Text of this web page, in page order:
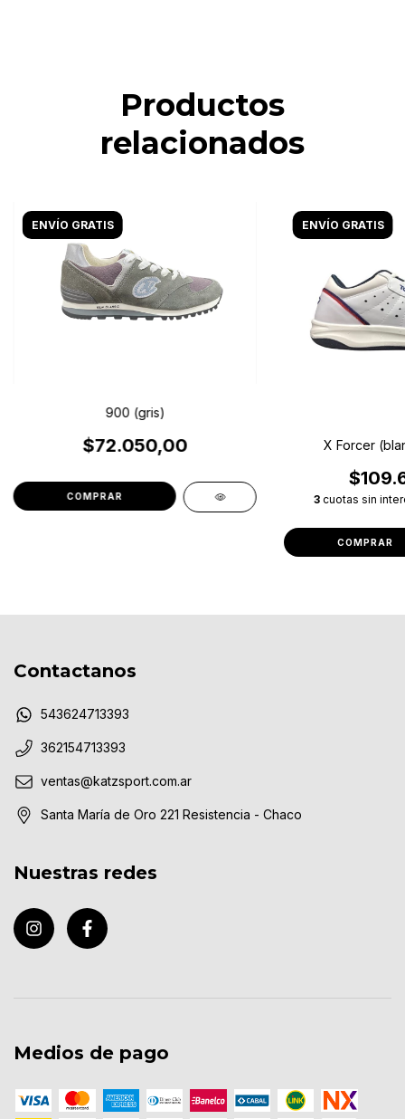
Productos
relacionados
ENVÍO GRATIS
900 (gris)
$72.050,00
COMPRAR
ENVÍO GRATIS
X Forcer
3 cuotas sin
COMPRAR
Contactanos
543624713393
362154713393
ventas@katzsport.com.ar
Santa María de Oro 221 Resistencia - Chaco
Nuestras redes
Medios de pago